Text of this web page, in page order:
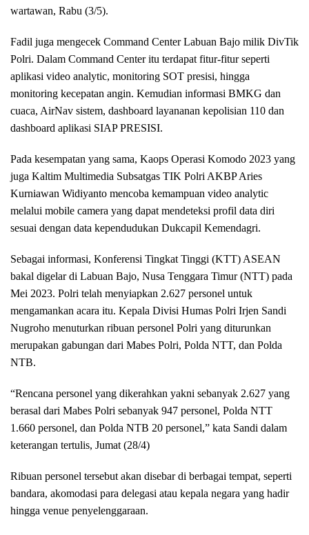
wartawan, Rabu (3/5).
Fadil juga mengecek Command Center Labuan Bajo milik DivTik
Polri. Dalam Command Center itu terdapat fitur-fitur seperti
aplikasi video analytic, monitoring SOT presisi, hingga
monitoring kecepatan angin. Kemudian informasi BMKG dan
cuaca, AirNav sistem, dashboard layananan kepolisian 110 dan
dashboard aplikasi SIAP PRESISI.
Pada kesempatan yang sama, Kaops Operasi Komodo 2023 yang
juga Kaltim Multimedia Subsatgas TIK Polri AKBP Aries
Kurniawan Widiyanto mencoba kemampuan video analytic
melalui mobile camera yang dapat mendeteksi profil data diri
sesuai dengan data kependudukan Dukcapil Kemendagri.
Sebagai informasi, Konferensi Tingkat Tinggi (KTT) ASEAN
bakal digelar di Labuan Bajo, Nusa Tenggara Timur (NTT) pada
Mei 2023. Polri telah menyiapkan 2.627 personel untuk
mengamankan acara itu. Kepala Divisi Humas Polri Irjen Sandi
Nugroho menuturkan ribuan personel Polri yang diturunkan
merupakan gabungan dari Mabes Polri, Polda NTT, dan Polda
NTB.
“Rencana personel yang dikerahkan yakni sebanyak 2.627 yang
berasal dari Mabes Polri sebanyak 947 personel, Polda NTT
1.660 personel, dan Polda NTB 20 personel,” kata Sandi dalam
keterangan tertulis, Jumat (28/4)
Ribuan personel tersebut akan disebar di berbagai tempat, seperti
bandara, akomodasi para delegasi atau kepala negara yang hadir
hingga venue penyelenggaraan.